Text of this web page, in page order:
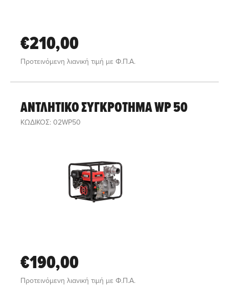
€210,00
Προτεινόμενη λιανική τιμή με Φ.Π.Α.
ΑΝΤΛΗΤΙΚΟ ΣΥΓΚΡΟΤΗΜΑ WP 50
ΚΩΔΙΚΟΣ: 02WP50
€190,00
Προτεινόμενη λιανική τιμή με Φ.Π.Α.